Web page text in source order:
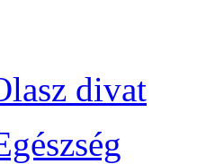
divat